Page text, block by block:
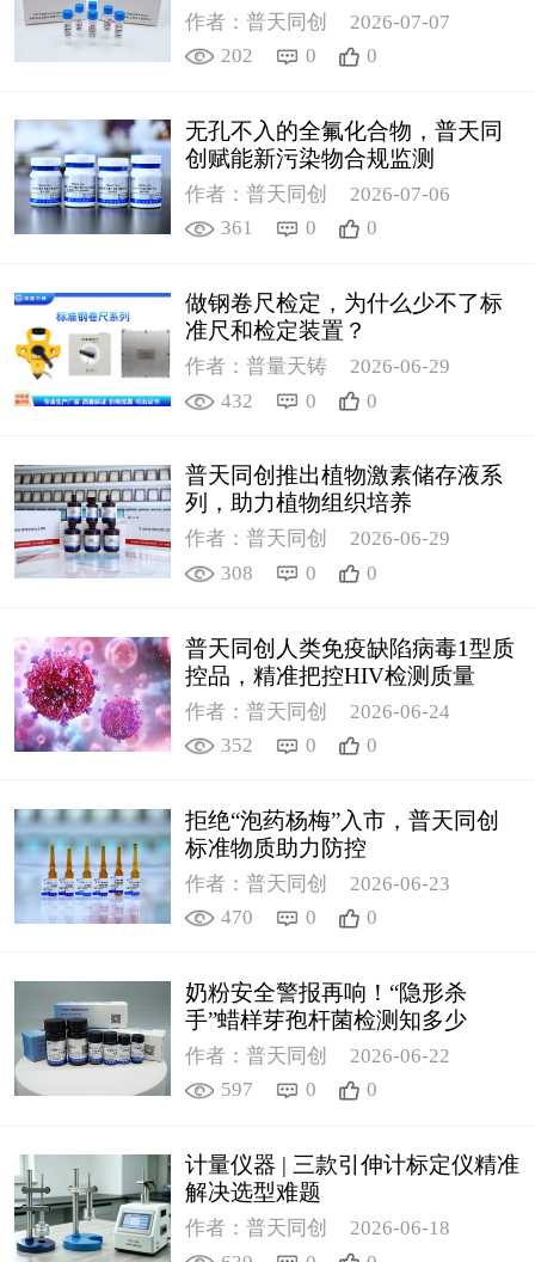
作者：普天同创
2026-07-07
202
0 0
无孔不入的全氟化合物，普天同
创赋能新污染物合规监测
作者：普天同创
2026-07-06
361
0 0
做钢卷尺检定，为什么少不了标
准尺和检定装置？
作者：普量天铸
2026-06-29
432
0 0
普天同创推出植物激素储存液系
列，助力植物组织培养
作者：普天同创
2026-06-29
308
0 0
普天同创人类免疫缺陷病毒1型质
控品，精准把控HIV检测质量
作者：普天同创
2026-06-24
352
0 0
拒绝“泡药杨梅”入市，普天同创
标准物质助力防控
作者：普天同创
2026-06-23
470
0 0
奶粉安全警报再响！“隐形杀
手”蜡样芽孢杆菌检测知多少
作者：普天同创
2026-06-22
597
0 0
计量仪器 | 三款引伸计标定仪精准
解决选型难题
作者：普天同创
2026-06-18